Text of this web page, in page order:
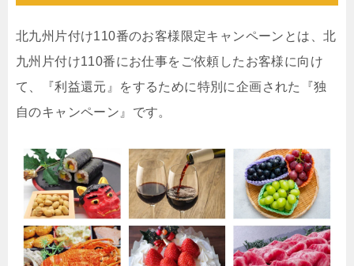
北九州片付け110番のお客様限定キャンペーンとは、北
九州片付け110番にお仕事をご依頼したお客様に向け
て、『利益還元』をするために特別に企画された『独
自のキャンペーン』です。